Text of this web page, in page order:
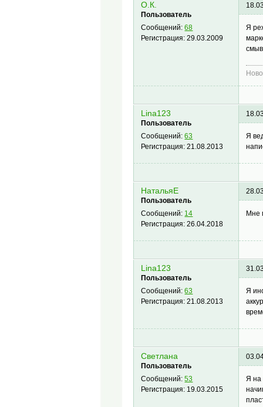
О.К.
Пользователь
Сообщений:68
Регистрация:29.03.2009
Я
Lina123
Пользователь
Сообщений:63
Регистрация:21.08.2013
Я
НатальяЕ
Пользователь
Сообщений: 14
Регистрация:26.04.2018
Мне
Lina123
Пользователь
Сообщений:63
Регистрация:21.08.2013
Я
Светлана
Пользователь
Сообщений:53
Регистрация: 19.03.2015
Я на